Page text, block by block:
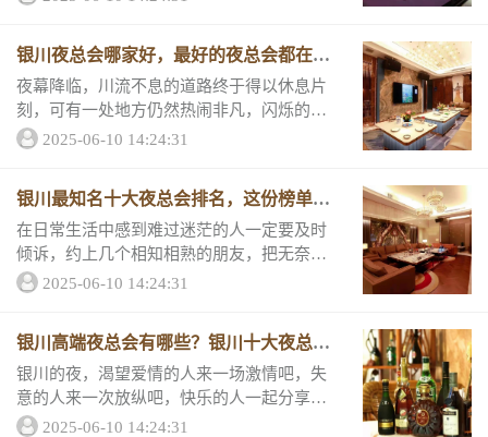
一...
银川夜总会哪家好，最好的夜总会都在这
儿
夜幕降临，川流不息的道路终于得以休息片
刻，可有一处地方仍然热闹非凡，闪烁的灯
光照射在每个人的脸上，人们都随着音乐摇
们的评分和...
2025-06-10 14:24:31
银川最知名十大夜总会排名，这份榜单肯
定包
在日常生活中感到难过迷茫的人一定要及时
倾诉，约上几个相知相熟的朋友，把无奈和
失意倾注在酒杯咽下肚无疑是最好的放松方
起来看看&...
2025-06-10 14:24:31
银川高端夜总会有哪些？银川十大夜总会
最强
银川的夜，渴望爱情的人来一场激情吧，失
意的人来一次放纵吧，快乐的人一起分享
吧，寂寞的人加入狂欢吧，夜总会就是娱乐
2025-06-10 14:24:31